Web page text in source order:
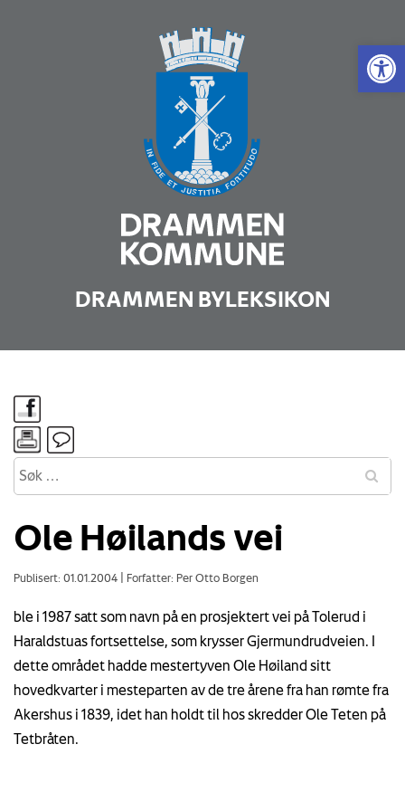
Vis
DRAMMEN BYLEKSIKON
Ole Høilands vei
Publisert: 01.01.2004 Forfatter: Per Otto Borgen
ble i 1987 satt som navn på en prosjektert vei på Tolerud i
Haraldstuas fortsettelse, som krysser Gjermundrudveien. I
dette området hadde mestertyven Ole Høiland sitt
hovedkvarter i mesteparten av de tre årene fra han rømte fra
Akershus i 1839, idet han holdt til hos skredder Ole Teten på
Tetbråten.